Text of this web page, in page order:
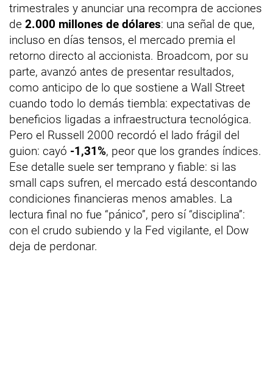
trimestrales y anunciar una recompra de acciones
de 2.000 millones de dólares: una señal de que,
incluso en días tensos, el mercado premia el
retorno directo al accionista. Broadcom, por su
parte, avanzó antes de presentar resultados,
como anticipo de lo que sostiene a Wall Street
cuando todo lo demás tiembla: expectativas de
beneficios ligadas a infraestructura tecnológica.
Pero el Russell 2000 recordó el lado frágil del
guion: cayó -1,31%, peor que los grandes índices.
Ese detalle suele ser temprano y fiable: si las
small caps sufren, el mercado está descontando
condiciones financieras menos amables. La
lectura final no fue “pánico”, pero sí “disciplina”:
con el crudo subiendo y la Fed vigilante, el Dow
deja de perdonar.